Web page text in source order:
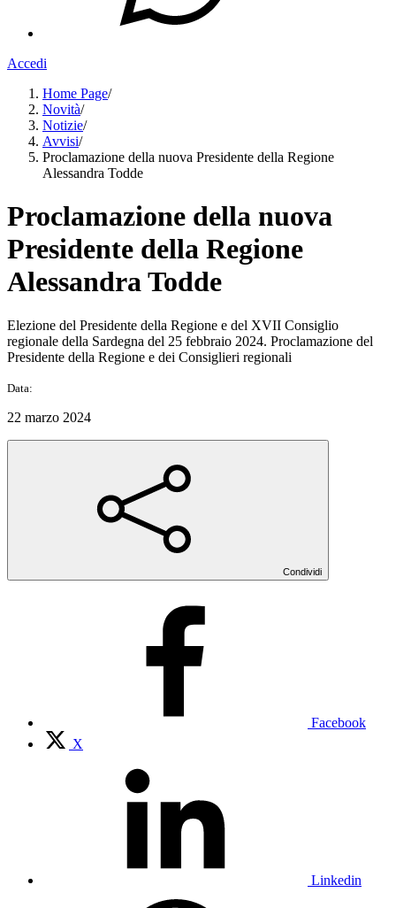
Accedi
Home Page/
Novità/
Notizie/
Avvisi/
Proclamazione della nuova Presidente della Regione
Alessandra Todde
Proclamazione della nuova
Presidente della Regione
Alessandra Todde
Elezione del Presidente della Regione e del XVII Consiglio
regionale della Sardegna del 25 febbraio 2024. Proclamazione del
Presidente della Regione e dei Consiglieri regionali
Data:
22 marzo 2024
Condividi
Facebook
X
Linkedin